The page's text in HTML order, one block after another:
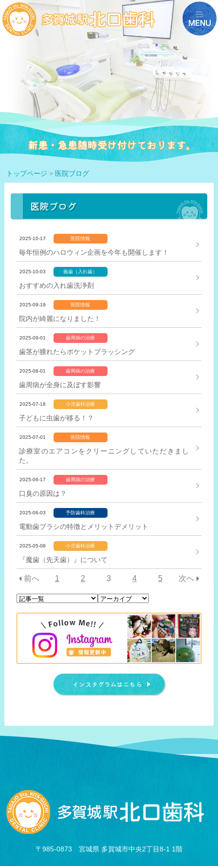
トップページ > 医院ブログ
医院ブログ
2025-10-17 医院情報
毎年恒例のハロウィン企画を今年も開催します！
2025-10-03 義歯（入れ歯）
おすすめの入れ歯洗浄剤
2025-09-19 医院情報
院内が綺麗になりました！
2025-09-01 歯周病の治療
歯茎が腫れたらポケットブラッシング
2025-08-01 歯周病の治療
歯周病が全身に及ぼす影響
2025-07-18 小児歯科治療
子どもに虫歯が移る！？
2025-07-01 医院情報
診療室のエアコンをクリーニングしていただきまし
た。
2025-06-17 歯周病の治療
口臭の原因は？
2025-06-03 予防歯科治療
電動歯ブラシの特徴とメリットデメリット
2025-05-08 小児歯科治療
『魔歯（先天歯）』について
前へ 1 2 3 4 5 次へ
インスタグラムはこちら
〒985-0873 宮城県 多賀城市中央2丁目8-1 1階